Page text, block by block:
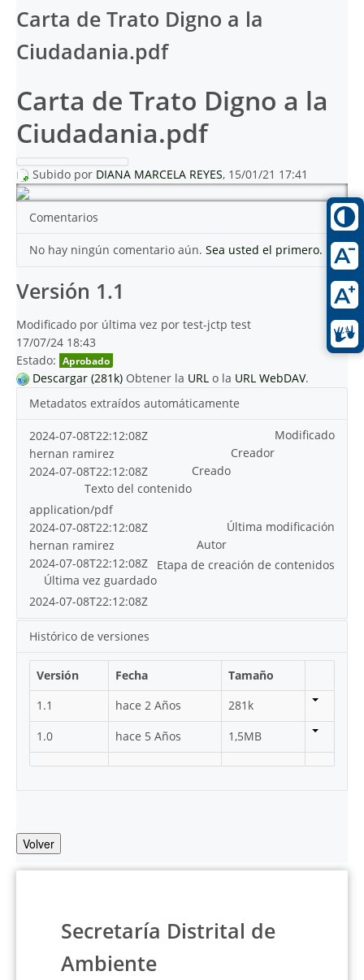
Carta de Trato Digno a la
Ciudadania.pdf
Carta de Trato Digno a la
Ciudadania.pdf
Subido por DIANA MARCELA REYES, 15/01/21 17:41
Comentarios
No hay ningún comentario aún. Sea usted el primero.
Versión 1.1
Modificado por última vez por test-jctp test
17/07/24 18:43
Estado: Aprobado
Descargar (281k) Obtener la URL o la URL WebDAV.
Metadatos extraídos automáticamente
Modificado
2024-07-08T22:12:08Z
Creador
hernan ramirez
Creado
2024-07-08T22:12:08Z
Texto del contenido
application/pdf
Última modificación
2024-07-08T22:12:08Z
Autor
hernan ramirez
Etapa de creación de contenidos
2024-07-08T22:12:08Z
Última vez guardado
2024-07-08T22:12:08Z
Histórico de versiones
Versión Fecha
Tamaño
1.1
hace 2 Años
281k
1.0
hace 5 Años 1,5MB
Volver
Secretaría Distrital de
Ambiente